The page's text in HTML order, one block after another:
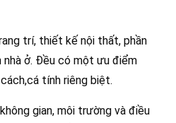
trí, thiết kế nội thất, phần
ở. Đều có một ưu điểm
tính riêng biệt.
gian, môi trường và điều